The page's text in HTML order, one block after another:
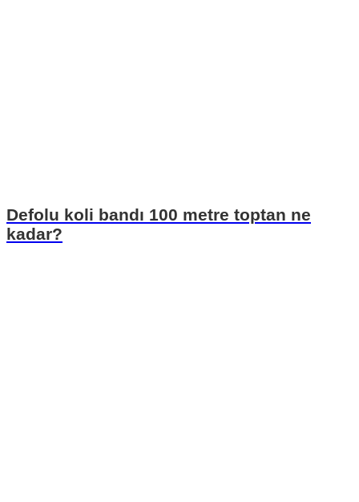
Defolu koli bandı 100 metre toptan ne
kadar?